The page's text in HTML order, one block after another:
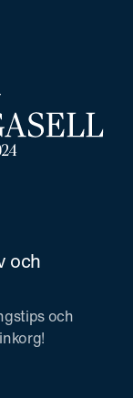
och
och